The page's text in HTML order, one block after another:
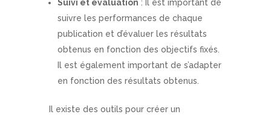
Suivi et évaluation : Il est important de
suivre les performances de chaque
publication et d’évaluer les résultats
obtenus en fonction des objectifs fixés.
Il est également important de s’adapter
en fonction des résultats obtenus.
Il existe des outils pour créer un